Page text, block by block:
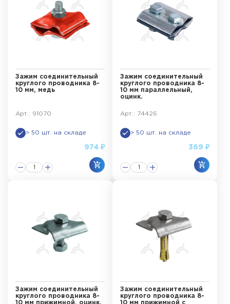
Зажим соединительный
круглого проводника 8-
10 мм, медь
Арт.: 91070
> 50 шт. на складе
974 ₽
Зажим соединительный
круглого проводника 8-
10 мм параллельный,
оцинк.
Арт.: 74426
> 50 шт. на складе
369 ₽
Зажим соединительный
круглого проводника 8-
10 мм прижимной, оцинк.
Зажим соединительный
круглого проводника 8-
10 мм прижимной с